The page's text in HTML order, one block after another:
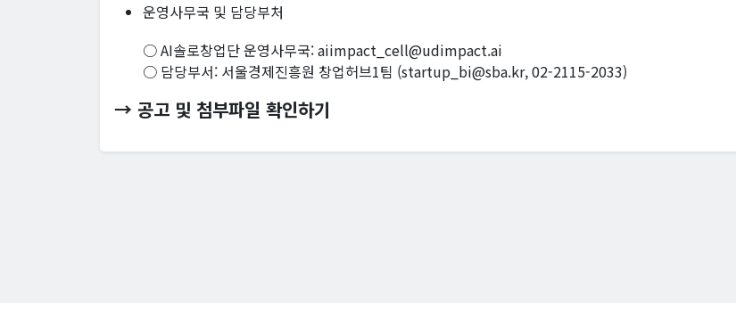
운영사무국 및 담당부처
○ AI솔로창업단 운영사무국: aiimpact_cell@udimpact.ai
○ 담당부서: 서울경제진흥원 창업허브1팀 (startup_bi@sba.kr, 02-2115-2033)
→ 공고 및 첨부파일 확인하기